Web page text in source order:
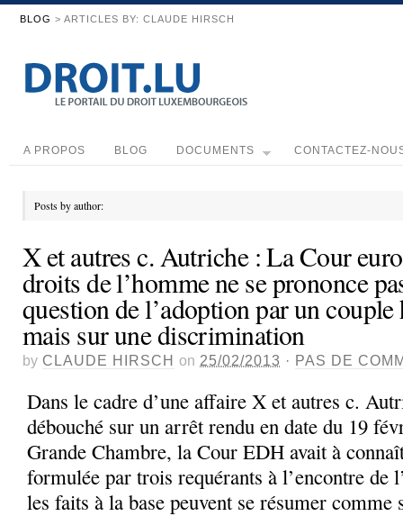
BLOG > ARTICLES BY: CLAUDE HIRSCH
A PROPOS BLOG DOCUMENTS CONTACTEZ-
Posts by author:
X et autres c. Autriche : La Cour
droits de l’homme ne se prononce
question de l’adoption par un
mais sur une discrimination
by CLAUDE HIRSCH on 25/02/2013 · PAS DE
Dans le cadre d’une affaire X et autres c.
débouché sur un arrêt rendu en date du 19
Grande Chambre, la Cour EDH avait à
formulée par trois requérants à l’encontre de
les faits à la base peuvent se résumer